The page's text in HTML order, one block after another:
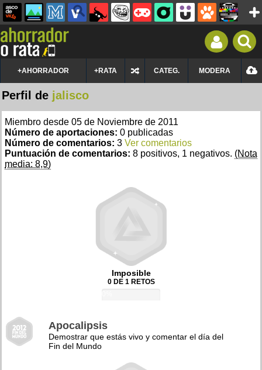
+AHORRADOR +RATA CATEG. MODERA
Perfil de jalisco
Miembro desde 05 de Noviembre de 2011
Número de aportaciones: 0 publicadas
Número de comentarios: 3 Ver comentarios
Puntuación de comentarios: 8 positivos, 1 negativos. (Nota
media: 8,9)
Imposible
0 DE 1 RETOS
Apocalipsis
Demostrar que estás vivo y comentar el día del
Fin del Mundo